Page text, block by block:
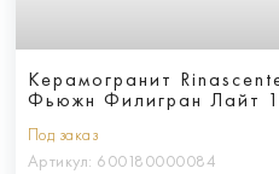
Керамогранит
Фьюжн Филигран Лайт
Под заказ
Артикул: 600180000084